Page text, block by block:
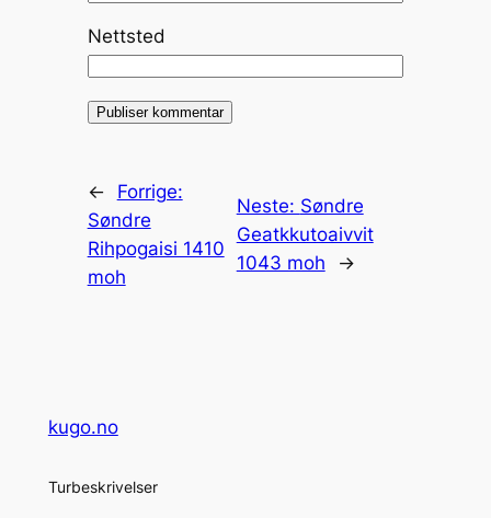
Nettsted
←
Forrige:
Søndre
Rihpogaisi 1410
moh
Neste: Søndre
Geatkkutoaivvit
1043 moh
→
kugo.no
Turbeskrivelser